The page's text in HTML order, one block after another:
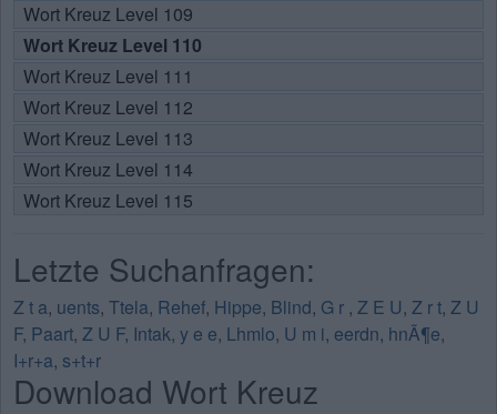
Wort Kreuz Level 109
Wort Kreuz Level 110
Wort Kreuz Level 111
Wort Kreuz Level 112
Wort Kreuz Level 113
Wort Kreuz Level 114
Wort Kreuz Level 115
Letzte Suchanfragen:
Z t a, uents, Ttela, Rehef, Hippe, Blind, G r , Z E U, Z r t, Z U
F, Paart, Z U F, Intak, y e e, Lhmlo, U m i, eerdn, hnÃ¶e,
I+r+a, s+t+r
Download Wort Kreuz